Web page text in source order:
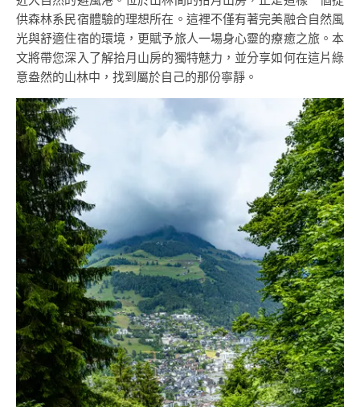
供森林系民宿體驗的理想所在。這裡不僅有著完美融合自然風
光與舒適住宿的環境，更賦予旅人一場身心靈的療癒之旅。本
文將帶您深入了解拾月山房的獨特魅力，並分享如何在這片綠
意盎然的山林中，找到屬於自己的那份寧靜。